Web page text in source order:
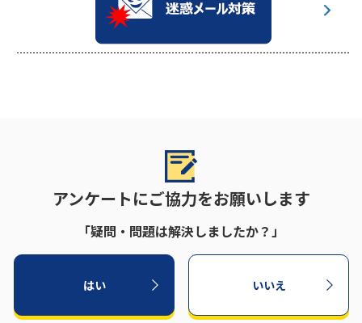
アンケートにご協力をお願いします
「疑問・問題は解決しましたか？」
はい いいえ